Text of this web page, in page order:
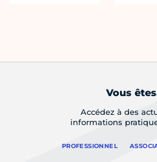
Vous
Accédez à des
informations
PROFESSIONNEL